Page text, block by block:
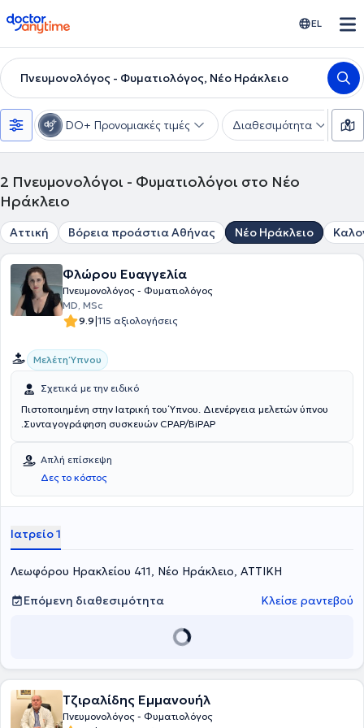
doctoranytime EL
Πνευμονολόγος - Φυματιολόγος, Νέο Ηράκλειο
DO+ Προνομιακές τιμές Διαθεσιμότητα
2 Πνευμονολόγοι - Φυματιολόγοι στο Νέο
Ηράκλειο
Αττική Βόρεια προάστια Αθήνας Νέο Ηράκλειο
Φλώρου Ευαγγελία
Πνευμονολόγος - Φυματιολόγος
MD, MSc
9.9|115 αξιολογήσεις
Μελέτη Ύπνου
Σχετικά με την ειδικό
Πιστοποιημένη στην Ιατρική του Ύπνου. Διενέργεια μελετών ύπνου
.Συνταγογράφηση συσκευών CPAP/BiPAP
Απλή επίσκεψη
Δες το κόστος
Ιατρείο 1
Λεωφόρου Ηρακλείου 411, Νέο Ηράκλειο, ΑΤΤΙΚΗ
Επόμενη διαθεσιμότητα
Κλείσε ραντεβού
Τζιραλίδης Εμμανουήλ
Πνευμονολόγος - Φυματιολόγος